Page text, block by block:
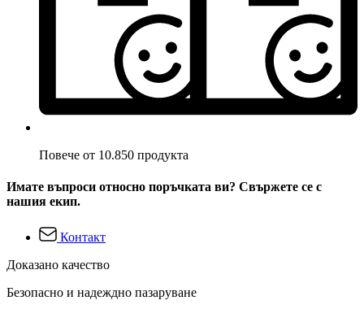
Повече от 10.850 продукта
Имате въпроси относно поръчката ви? Свържете се с
нашия екип.
Контакт
Доказано качество
Безопасно и надеждно пазаруване